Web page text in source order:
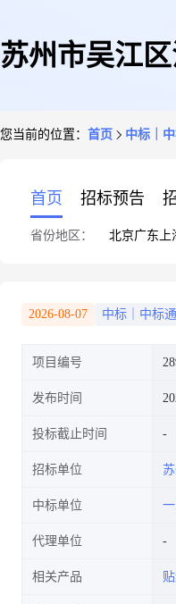
苏州市吴江
您当前的位置： 首页 中标｜
首页 招标预告
省份地区： 北京广东
2026-08-07 中标｜中标
项目编号
发布时间
投标截止时间
招标单位
中标单位
代理单位
相关产品